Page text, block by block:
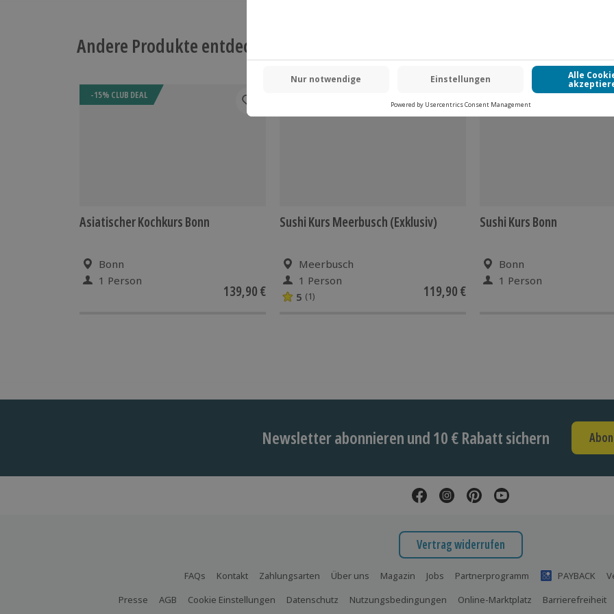
Andere Produkte entdecken
-15% CLUB DEAL
Asiatischer Kochkurs Bonn
Bonn
1 Person
139,90 €
Sushi Kurs Meerbusch (Exklusiv)
Meerbusch
1 Person
5 (1) 119,90 €
Sushi Kurs Bonn
Bonn
1 Person
Newsletter abonnieren und 10 € Rabatt sichern
Vertrag widerrufen
FAQs Kontakt Zahlungsarten Über uns Magazin Jobs Partnerprogramm PAYBACK
Presse
AGB Cookie Einstellungen Datenschutz Nutzungsbedingungen Online-Marktplatz Barrierefreiheit